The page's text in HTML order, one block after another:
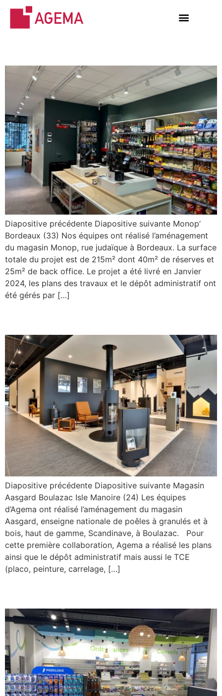
Diapositive précédente Diapositive suivante Monop’
Bordeaux (33) Nos équipes ont réalisé l’aménagement
du magasin Monop, rue judaïque à Bordeaux. La surface
totale du projet est de 215m² dont 40m² de réserves et
25m² de back office. Le projet a été livré en Janvier
2024, les plans des travaux et le dépôt administratif ont
été gérés par […]
Diapositive précédente Diapositive suivante Magasin
Aasgard Boulazac Isle Manoire (24) Les équipes
d’Agema ont réalisé l’aménagement du magasin
Aasgard, enseigne nationale de poêles à granulés et à
bois, haut de gamme, Scandinave, à Boulazac. Pour
cette première collaboration, Agema a réalisé les plans
ainsi que le dépôt administratif mais aussi le TCE
(placo, peinture, carrelage, […]